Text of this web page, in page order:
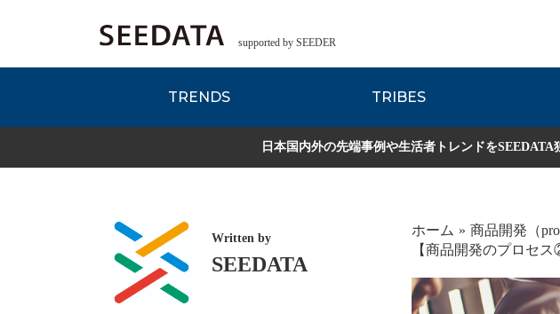
supported by SEEDER
TRENDS TRIBES
EDITORIAL REPORT Zsレポート 流通レポート
各種データのご紹介
日本国内外の先端事例や生活者トレンドを
Written by
SEEDATA
ホーム
商品開発（
【商品開発のプロセ